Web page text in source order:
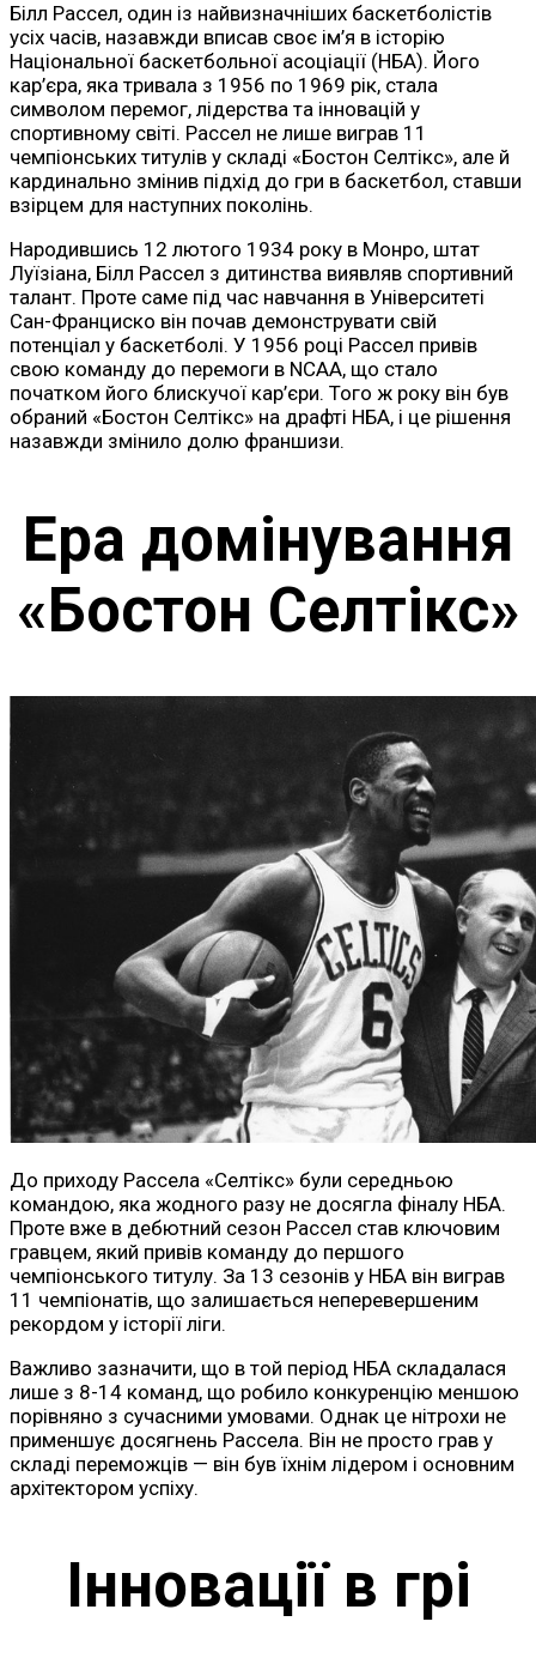
Білл Рассел, один із найвизначніших баскетболістів
усіх часів, назавжди вписав своє ім’я в історію
Національної баскетбольної асоціації (НБА). Його
кар’єра, яка тривала з 1956 по 1969 рік, стала
символом перемог, лідерства та інновацій у
спортивному світі. Рассел не лише виграв 11
чемпіонських титулів у складі «Бостон Селтікс», але й
кардинально змінив підхід до гри в баскетбол, ставши
взірцем для наступних поколінь.
Народившись 12 лютого 1934 року в Монро, штат
Луїзіана, Білл Рассел з дитинства виявляв спортивний
талант. Проте саме під час навчання в Університеті
Сан-Франциско він почав демонструвати свій
потенціал у баскетболі. У 1956 році Рассел привів
свою команду до перемоги в NCAA, що стало
початком його блискучої кар’єри. Того ж року він був
обраний «Бостон Селтікс» на драфті НБА, і це рішення
назавжди змінило долю франшизи.
Ера домінування
«Бостон Селтікс»
До приходу Рассела «Селтікс» були середньою
командою, яка жодного разу не досягла фіналу НБА.
Проте вже в дебютний сезон Рассел став ключовим
гравцем, який привів команду до першого
чемпіонського титулу. За 13 сезонів у НБА він виграв
11 чемпіонатів, що залишається неперевершеним
рекордом у історії ліги.
Важливо зазначити, що в той період НБА складалася
лише з 8-14 команд, що робило конкуренцію меншою
порівняно з сучасними умовами. Однак це нітрохи не
применшує досягнень Рассела. Він не просто грав у
складі переможців — він був їхнім лідером і основним
архітектором успіху.
Інновації в грі